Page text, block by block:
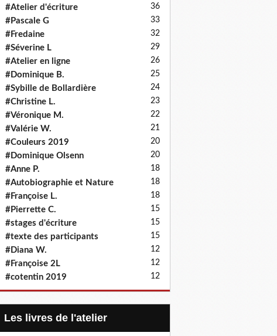
#Atelier d'écriture 36
#Pascale G 33
#Fredaine 32
#Séverine L 29
#Atelier en ligne 26
#Dominique B. 25
#Sybille de Bollardière 24
#Christine L. 23
#Véronique M. 22
#Valérie W. 21
#Couleurs 2019 20
#Dominique Olsenn 20
#Anne P. 18
#Autobiographie et Nature 18
#Françoise L. 18
#Pierrette C. 15
#stages d'écriture 15
#texte des participants 15
#Diana W. 12
#Françoise 2L 12
#cotentin 2019 12
Les livres de l'atelier